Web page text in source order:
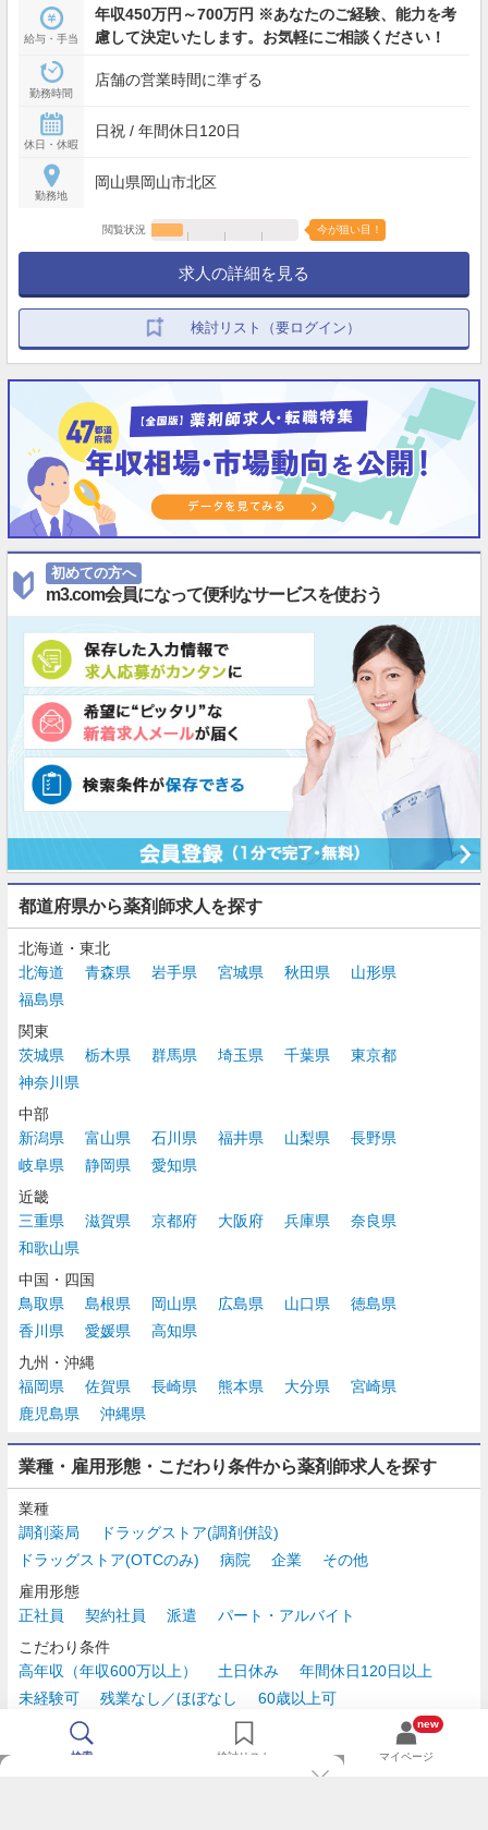
給与・手当
年収450万円～700万円 ※あなたのご経験、能力を考
慮して決定いたします。お気軽にご相談ください！
勤務時間
店舗の営業時間に準ずる
休日・休暇
日祝 / 年間休日120日
勤務地
岡山県岡山市北区
閲覧状況 今が狙い目！
求人の詳細を見る
検討リスト（要ログイン）
初めての方へ
m3.com会員になって便利なサービスを使おう
都道府県から薬剤師求人を探す
北海道・東北
北海道
青森県 岩手県 宮城県 秋田県
山形県
福島県
関東
茨城県
栃木県 群馬県 埼玉県 千葉県
東京都
神奈川県
中部
新潟県
富山県 石川県 福井県 山梨県
長野県
岐阜県
静岡県
愛知県
近畿
三重県
滋賀県 京都府 大阪府 兵庫県
奈良県
和歌山県
中国・四国
鳥取県
島根県 岡山県 広島県 山口県
徳島県
香川県
愛媛県
高知県
九州・沖縄
福岡県
佐賀県 長崎県 熊本県 大分県
宮崎県
鹿児島県
沖縄県
業種・雇用形態・こだわり条件から薬剤師求人を探す
業種
調剤薬局
ドラッグストア(調剤併設)
ドラッグストア(OTCのみ)
病院 企業
その他
雇用形態
正社員
契約社員 派遣
パート・アルバイト
こだわり条件
高年収（年収600万以上）
土日休み
年間休日120日以上
未経験可
残業なし／ほぼなし
60歳以上可
時給2,500円以上
検索 検討リスト
new
マイページ